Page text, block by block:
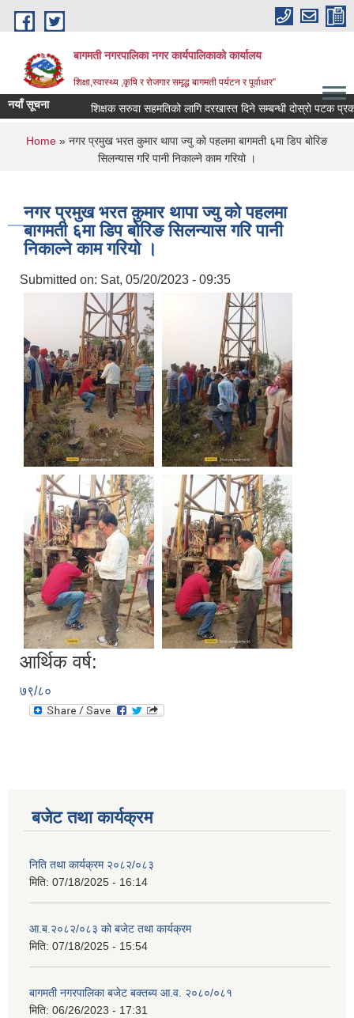
Skip to main content
बागमती नगरपालिका नगर कार्यपालिकाको कार्यालय
शिक्षा,स्वास्थ्य ,कृषि र रोजगार समृद्ध बागमती पर्यटन र पूर्वाधार”
नयाँ सूचना शिक्षक सरुवा सहमतिको लागि दरखास्त दिने सम्बन्धी दोस्रो पटक
You are here
Home » नगर प्रमुख भरत कुमार थापा ज्यु को पहलमा बागमती ६मा डिप बोरिङ
सिलन्यास गरि पानी निकाल्ने काम गरियो ।
नगर प्रमुख भरत कुमार थापा ज्यु को पहलमा
बागमती ६मा डिप बोरिङ सिलन्यास गरि पानी
निकाल्ने काम गरियो ।
Submitted on: Sat, 05/20/2023 - 09:35
आर्थिक वर्ष:
७९/८०
बजेट तथा कार्यक्रम
निति तथा कार्यक्रम २०८२/०८३
मिति: 07/18/2025 - 16:14
आ.ब.२०८२/०८३ को बजेट तथा कार्यक्रम
मिति: 07/18/2025 - 15:54
बागमती नगरपालिका बजेट बक्तब्य आ.व. २०८०/०८१
मिति: 06/26/2023 - 17:31